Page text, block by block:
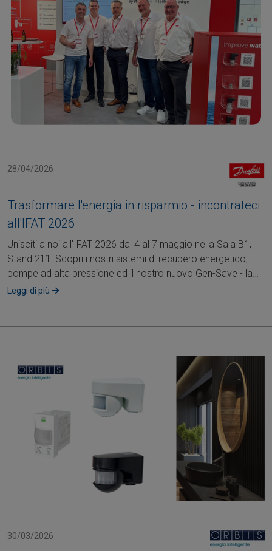
28/04/2026
Trasformare l'energia in risparmio - incontrateci
all'IFAT 2026
Unisciti a noi all'IFAT 2026 dal 4 al 7 maggio nella Sala B1,
Stand 211! Scopri i nostri sistemi di recupero energetico,
pompe ad alta pressione ed il nostro nuovo Gen-Save - la
soluzione di recupero....
Leggi di più
30/03/2026